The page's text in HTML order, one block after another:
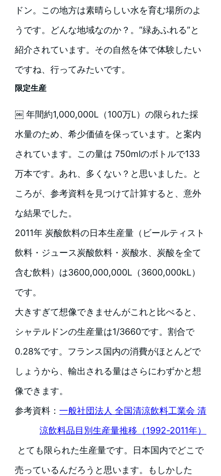
ドン。この地方は素晴らしい水を育む場所のよ
うです。どんな地域なのか？。”緑あふれる”と
紹介されています。その自然を体で体験したい
ですね、行ってみたいです。
限定生産
￼ 年間約1,000,000L（100万L）の限られた採
水量のため、希少価値を保っています。と案内
されています。この量は 750mlのボトルで133
万本です。あれ、多くない？と思いました。と
ころが、参考資料を見つけて計算すると、意外
な結果でした。
2011年 炭酸飲料の日本生産量（ビールティスト
飲料・ジュース炭酸飲料・炭酸水、炭酸を全て
含む飲料）は3600,000,000L（3600,000kL）
です。
大きすぎて想像できませんがこれと比べると、
シャテルドンの生産量は1/3660です。割合で
0.28%です。フランス国内の消費がほとんどで
しょうから、輸出される量はさらにわずかと想
像できます。
参考資料：一般社団法人 全国清涼飲料工業会 清
涼飲料品目別生産量推移（1992-2011年）
とても限られた生産量です。日本国内でどこで
売っているんだろうと思います。もしかした